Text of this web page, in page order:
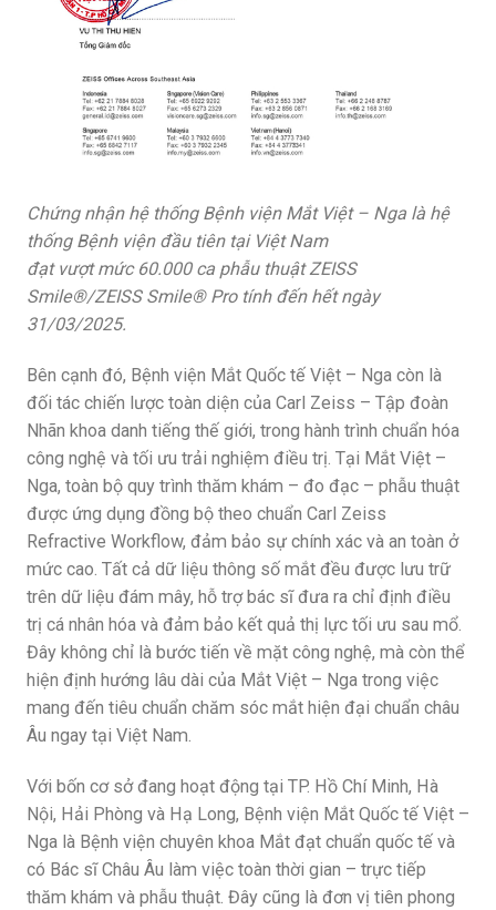
Chứng nhận hệ thống Bệnh viện Mắt Việt – Nga là hệ
thống Bệnh viện đầu tiên tại Việt Nam
đạt vượt mức 60.000 ca phẫu thuật ZEISS
Smile®/ZEISS Smile® Pro tính đến hết ngày
31/03/2025.
Bên cạnh đó, Bệnh viện Mắt Quốc tế Việt – Nga còn là
đối tác chiến lược toàn diện của Carl Zeiss – Tập đoàn
Nhãn khoa danh tiếng thế giới, trong hành trình chuẩn hóa
công nghệ và tối ưu trải nghiệm điều trị. Tại Mắt Việt –
Nga, toàn bộ quy trình thăm khám – đo đạc – phẫu thuật
được ứng dụng đồng bộ theo chuẩn Carl Zeiss
Refractive Workflow, đảm bảo sự chính xác và an toàn ở
mức cao. Tất cả dữ liệu thông số mắt đều được lưu trữ
trên dữ liệu đám mây, hỗ trợ bác sĩ đưa ra chỉ định điều
trị cá nhân hóa và đảm bảo kết quả thị lực tối ưu sau mổ.
Đây không chỉ là bước tiến về mặt công nghệ, mà còn thể
hiện định hướng lâu dài của Mắt Việt – Nga trong việc
mang đến tiêu chuẩn chăm sóc mắt hiện đại chuẩn châu
Âu ngay tại Việt Nam.
Với bốn cơ sở đang hoạt động tại TP. Hồ Chí Minh, Hà
Nội, Hải Phòng và Hạ Long, Bệnh viện Mắt Quốc tế Việt –
Nga là Bệnh viện chuyên khoa Mắt đạt chuẩn quốc tế và
có Bác sĩ Châu Âu làm việc toàn thời gian – trực tiếp
thăm khám và phẫu thuật. Đây cũng là đơn vị tiên phong